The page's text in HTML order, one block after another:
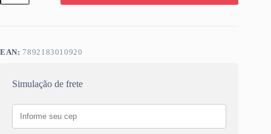
CHATA
045
EAN: 7892183010920
Simulação de frete